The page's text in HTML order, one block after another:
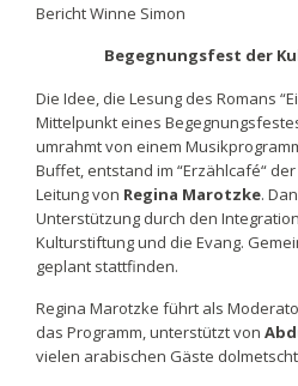
Bericht Winne Simon
Begegnungsfest der
Die Idee, die Lesung des Romans
Mittelpunkt eines
umrahmt von einem
Buffet, entstand im “Erzählcafé“
Leitung von Regina Marotzke.
Unterstützung durch den
Kulturstiftung und die Evang.
geplant stattfinden.
Regina Marotzke führt als
das Programm, unterstützt von
vielen arabischen Gäste